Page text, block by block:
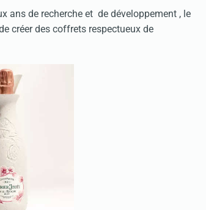
ans de recherche et de développement , le
créer des coffrets respectueux de